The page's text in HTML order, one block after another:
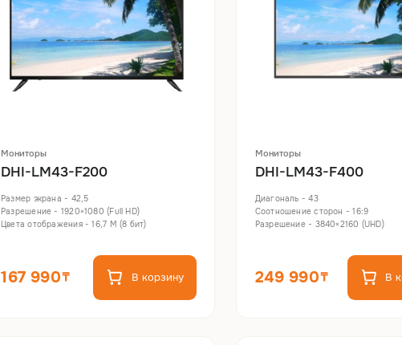
Мониторы
DHI-LM43-F200
Размер экрана - 42,5
Разрешение - 1920×1080 (Full HD)
Цвета отображения - 16,7 M (8 бит)
167 990 В корзину
Мониторы
DHI-LM43-F400
Диагональ - 43
Соотношение сторон - 16:9
Разрешение - 3840×2160 (UHD)
249 990 В